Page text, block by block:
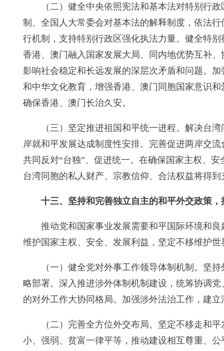
（二）健全中央依照宪法和基本法对特别行
制、全国人大常委会对基本法的解释制度，依法
行机制，支持特别行政区强化执法力量。健全特
香港、澳门融入国家发展大局、同内地优势互补
影响社会稳定和长远发展的深层次矛盾和问题。
和中华文化教育，增强香港、澳门同胞国家意识
确保香港、澳门长治久安。
（三）坚定推进祖国和平统一进程。解决台
岸就和平发展达成制度性安排。完善促进两岸交
共同反对“台独”、促进统一。在确保国家主权、
台湾同胞的私人财产、宗教信仰、合法权益将得到
十三、坚持和完善独立自主的和平外交政策
推动党和国家事业发展需要和平国际环境和
维护国家主权、安全、发展利益，坚定不移维护
（一）健全党对外事工作领导体制机制。坚
略部署。深入推进涉外体制机制建设，统筹协调
的对外工作大协同格局。加强涉外法治工作，建
（二）完善全方位外交布局。坚定不移走和
小、强弱、贫富一律平等，推动建设相互尊重、